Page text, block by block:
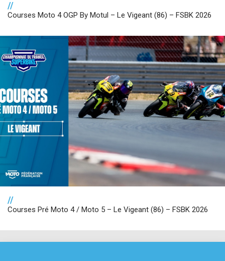
//
Courses Moto 4 OGP By Motul – Le Vigeant (86) – FSBK 2026
//
Courses Pré Moto 4 / Moto 5 – Le Vigeant (86) – FSBK 2026